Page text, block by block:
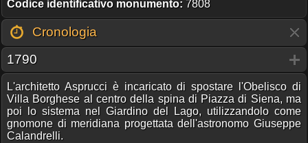
Codice identificativo monumento: 7808
Cronologia
1790
L'architetto Asprucci è incaricato di spostare l'Obelisco di
Villa Borghese al centro della spina di Piazza di Siena, ma
poi lo sistema nel Giardino del Lago, utilizzandolo come
gnomone di meridiana progettata dell'astronomo Giuseppe
Calandrelli.